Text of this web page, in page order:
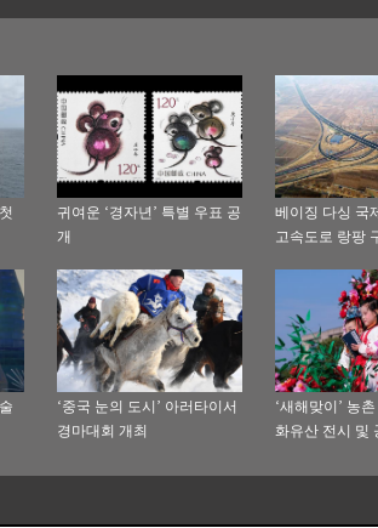
귀여운 ‘경자년’ 특별 우표 공
개
베이징 다싱 국
고속도로 랑팡
‘중국 눈의 도시’ 아러타이서
경마대회 개최
‘새해맞이’ 농
화유산 전시 및